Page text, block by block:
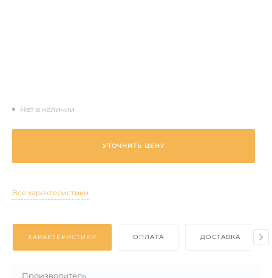
Нет в наличии
УТОЧНИТЬ ЦЕНУ
Все характеристики
ХАРАКТЕРИСТИКИ ОПЛАТА ДОСТАВКА
Производитель